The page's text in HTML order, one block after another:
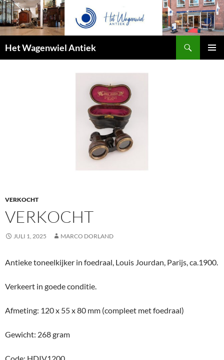
Het Wagenwiel Antiek
VERKOCHT
VERKOCHT
JULI 1, 2025 MARCO DORLAND
Antieke toneelkijker in foedraal, Louis Jourdan, Parijs, ca.1900.
Verkeert in goede conditie.
Afmeting: 120 x 55 x 80 mm (compleet met foedraal)
Gewicht: 268 gram